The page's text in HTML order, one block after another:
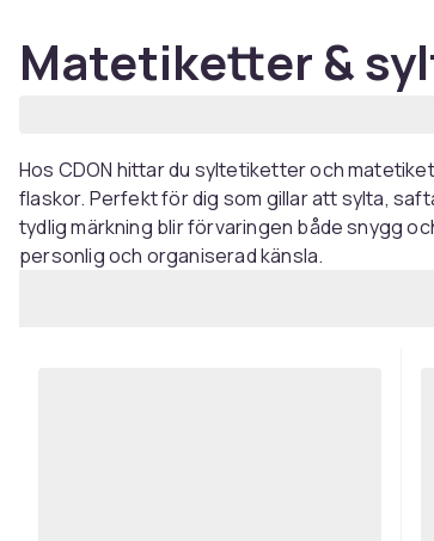
Matetiketter &
Hos CDON hittar du syltetiketter och
flaskor. Perfekt för dig som gillar att sylta,
tydlig märkning blir förvaringen både snygg
personlig och organiserad känsla.